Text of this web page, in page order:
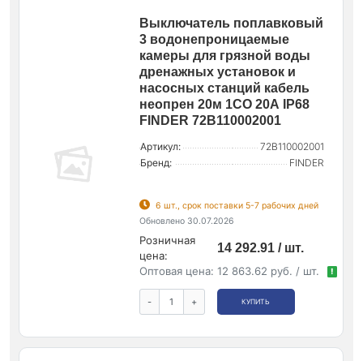
Выключатель поплавковый
3 водонепроницаемые
камеры для грязной воды
дренажных установок и
насосных станций кабель
неопрен 20м 1СО 20А IP68
FINDER 72B110002001
Артикул:
72B110002001
Бренд:
FINDER
6 шт., срок поставки 5-7 рабочих дней
Обновлено 30.07.2026
Розничная
цена:
14 292.91 / шт.
Оптовая цена: 12 863.62 руб. / шт. !
- + КУПИТЬ